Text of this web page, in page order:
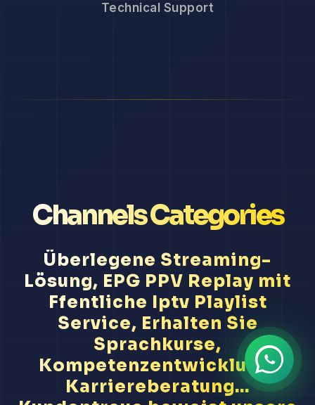
Technical Support
Channels Categories
Überlegene Streaming-
Lösung, EPG PPV Replay mit
Ffentliche Iptv Playlist
Service, Erhalten Sie
Sprachkurse,
Kompetenzentwicklung,
Karriereberatung...